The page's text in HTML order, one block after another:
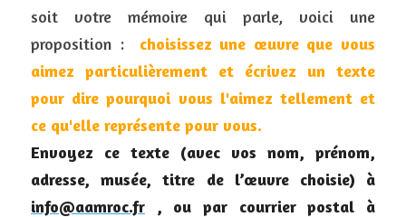
soit votre mémoire qui parle, voici une
proposition :
choisissez une œuvre que vous
aimez particulièrement et écrivez un texte
pour dire pourquoi vous l'aimez tellement et
ce qu'elle représente pour vous.
Envoyez ce texte (avec vos nom, prénom,
info@aamroc.fr , ou par courrier postal à